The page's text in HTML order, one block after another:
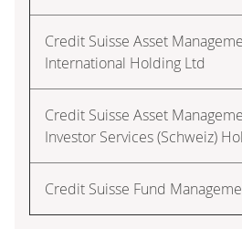
Credit Suisse Asset
International Holding Ltd
Credit Suisse Asset
Investor Services (Schweiz)
Credit Suisse Fund